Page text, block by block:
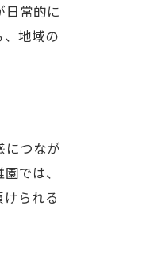
日常的に
地域の
につなが
では、
られる